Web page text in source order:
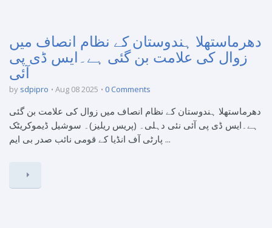
دھرماستھلا ہندوستان کے نظام انصاف میں
زوال کی علامت بن گئی ہے۔ایس ڈی پی
آئی
by sdpipro Aug 08 2025 0 Comments
دھرماستھلا ہندوستان کے نظام انصاف میں زوال کی علامت بن گئی
ہے۔ایس ڈی پی آئی نئی دہلی۔ (پریس ریلیز)۔ سوشیل ڈیموکریٹک
پارٹی آف انڈیا کے قومی نائب صدر بی ایم ...